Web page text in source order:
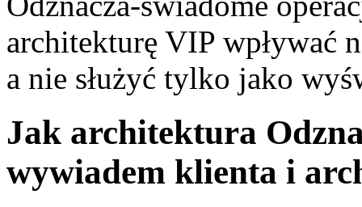
architekturę VIP wpływać
a nie służyć tylko jako
Jak architektura
wywiadem klienta i